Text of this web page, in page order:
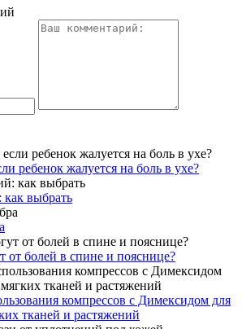
ребенок жалуется на боль в ухе?
выбрать
от болей в спине и пояснице?
компрессов с Димексидом для
тканей и растяжений